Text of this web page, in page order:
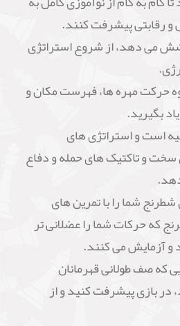
رقابتی پیشرفت کنند.
پوشش می دهد، از شروع استراتژی
حرکت مهره ها، فهرست مکان و
بگیرید.
اولیه است و استراتژی های
و تاکتیک های حمله و دفاع
شما را با تمرین های
که حرکات شما را عضلانی تر
آزمایش می کنند.
که صف طولانی قهرمانان
در بازی پیشرفت کنید و از